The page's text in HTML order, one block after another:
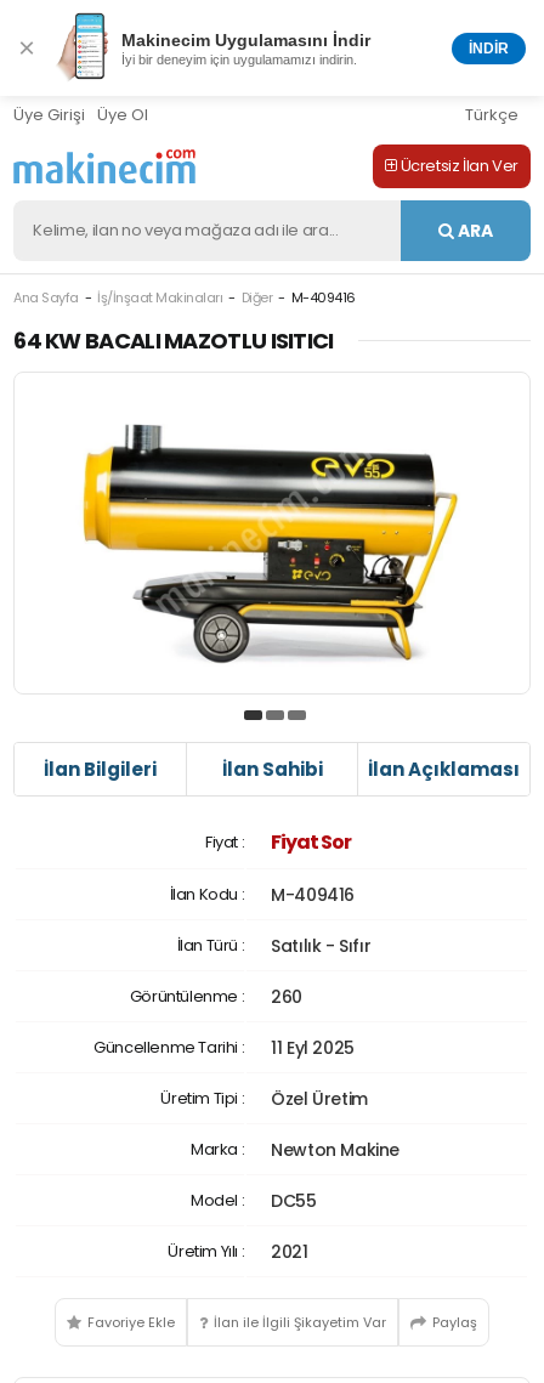
× Makinecim Uygulamasını İndir
İyi bir deneyim için uygulamamızı indirin.
İNDİR
Üye Girişi Üye Ol Türkçe
Ücretsiz İlan Ver
ARA
Ana Sayfa İş/İnşaat Makinaları Diğer M-409416
64 KW BACALI MAZOTLU ISITICI
İlan Bilgileri İlan Sahibi İlan Açıklaması
Fiyat : Fiyat Sor
İlan Kodu : M-409416
İlan Türü : Satılık - Sıfır
Görüntülenme : 260
Güncellenme Tarihi : 11 Eyl 2025
Üretim Tipi : Özel Üretim
Marka : Newton Makine
Model : DC55
Üretim Yılı : 2021
Favoriye Ekle İlan ile İlgili Şikayetim Var Paylaş